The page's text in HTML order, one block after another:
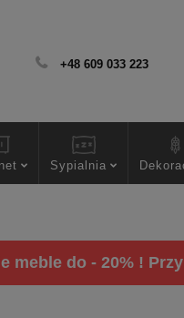
+48 609 033 223
Sypialnia
meble do - 20% !